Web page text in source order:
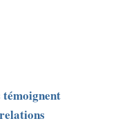
témoignent